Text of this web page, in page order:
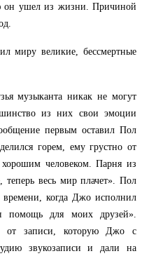
он ушел из жизни. Причиной
миру великие, бессмертные
музыканта никак не могут
из них свои эмоции
первым оставил Пол
горем, ему грустно от
человеком. Парня из
весь мир плачет». Пол
когда Джо исполнил
помощь для моих друзей».
от записи, которую Джо с
звукозаписи и дали на